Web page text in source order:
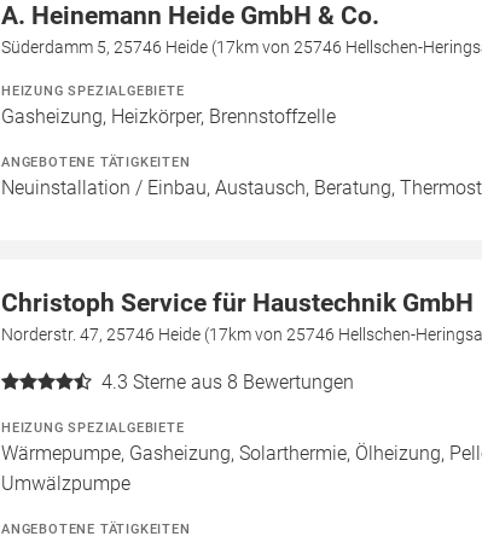
A. Heinemann Heide GmbH & Co.
Süderdamm 5, 25746 Heide (17km von 25746 Hellschen-
HEIZUNG SPEZIALGEBIETE
Gasheizung, Heizkörper, Brennstoffzelle
ANGEBOTENE TÄTIGKEITEN
Neuinstallation / Einbau, Austausch, Beratung,
Christoph Service für Haustechnik GmbH
Norderstr. 47, 25746 Heide (17km von 25746 Hellschen-
4.3 Sterne aus 8 Bewertungen
HEIZUNG SPEZIALGEBIETE
Wärmepumpe, Gasheizung, Solarthermie, Ölheizung,
Umwälzpumpe
ANGEBOTENE TÄTIGKEITEN